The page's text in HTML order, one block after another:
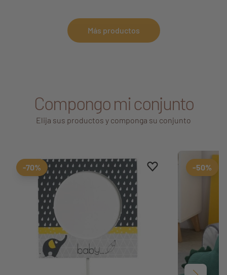
Más productos
Compongo mi conjunto
Elija sus productos y componga su conjunto
Aggiungi ai preferiti
borrar favoritos
-70% -50%